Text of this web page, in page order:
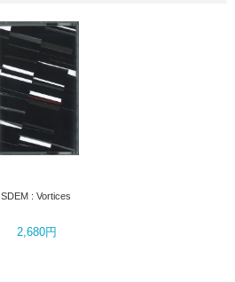
SDEM : Vortices
2,680円